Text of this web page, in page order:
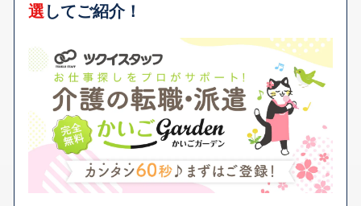
選 してご紹介！